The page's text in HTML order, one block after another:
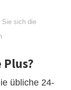
Sie sich die
übliche 24-